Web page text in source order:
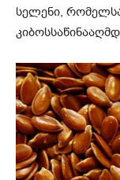
სელენი,